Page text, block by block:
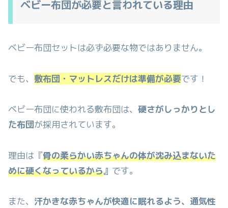
ベビー布団が必要と言われている理由
ベビー布団セットは必ず必要な物ではありません。
でも、 敷布団・マットレスだけは準備が必要です！
ベビー布団に使われる敷布団は、 硬さがしっかりとし
た布団が採用されています。
理由は『骨の柔らかい赤ちゃんの体が沈み込まないた
めに硬くなっているから』 です。
また、 汗かきな赤ちゃんが快適に眠れるよう、通気性